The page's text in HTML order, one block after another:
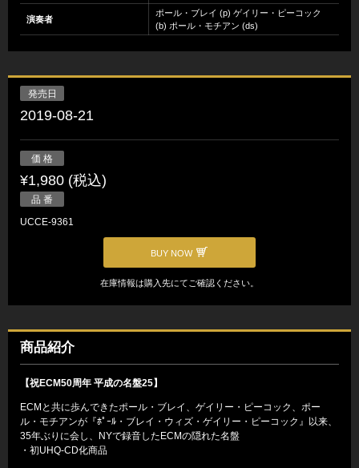
演奏者
ポール・ブレイ (p) ゲイリー・ピーコック
(b) ポール・モチアン (ds)
発売日
2019-08-21
価 格
¥1,980 (税込)
品 番
UCCE-9361
BUY NOW
在庫情報は購入先にてご確認ください。
商品紹介
【祝ECM50周年 平成の名盤25】
ECMと共に歩んできたポール・ブレイ、ゲイリー・ピーコック、ポー
ル・モチアンが『ﾎﾟｰﾙ・ブレイ・ウィズ・ゲイリー・ピーコック』以来、
35年ぶりに会し、NYで録音したECMの隠れた名盤
・初UHQ-CD化商品